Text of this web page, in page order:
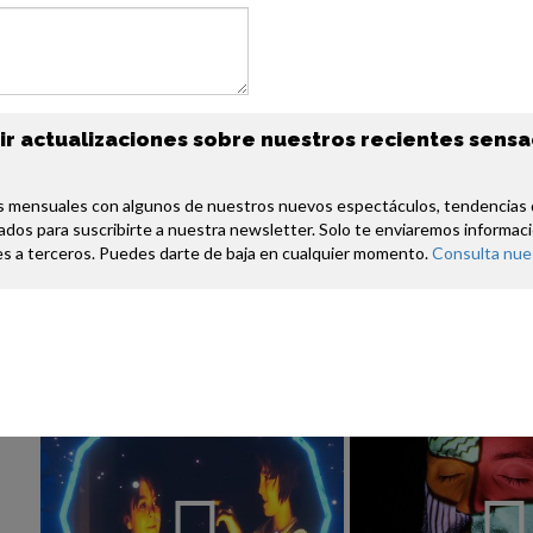
CABALLOS INFLABLES
ILUMINADOS
Acto de paseo llamativo
ARTISTA DE
VIVO DE LUJO
Combinando artesanía e
ilustrador de moda ofrece
bordado premium y
eventos exclusivos.
actualizaciones sobre nuestros recientes
mensuales con algunos de nuestros nuevos espectáculos,
para suscribirte a nuestra newsletter. Solo te enviaremos
a terceros. Puedes darte de baja en cualquier momento. Consulta